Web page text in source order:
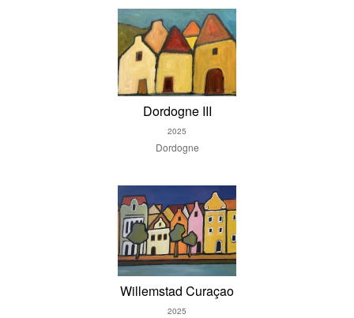
Dordogne III
2025
Dordogne
Willemstad Curaçao
2025